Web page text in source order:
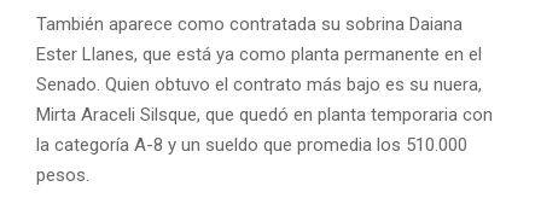
También aparece como contratada su sobrina Daiana
Ester Llanes, que está ya como planta permanente en el
Senado. Quien obtuvo el contrato más bajo es su nuera,
Mirta Araceli Silsque, que quedó en planta temporaria con
la categoría A-8 y un sueldo que promedia los 510.000
pesos.